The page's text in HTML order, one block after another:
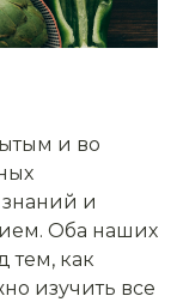
и во
и
Оба наших
тем, как
изучить все